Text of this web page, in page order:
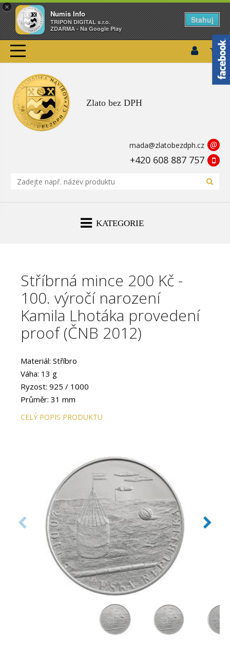
×
Numis Info
TRIPON DIGITAL s.r.o.
ZDARMA - Na Google Play
Stahuj
Zlato bez DPH
mada@zlatobezdph.cz @
+420 608 887 757
KATEGORIE
Stříbrná mince 200 Kč -
100. výročí narození
Kamila Lhotáka provedení
proof (ČNB 2012)
Materiál: Stříbro
Váha: 13 g
Ryzost: 925 / 1000
Průměr: 31 mm
Provedení: PROOF
Číslovaná emise: Ne
Certifikát: Ano
Balení kapsle: Ano
Balení: Modrá plastová etue
Nominální hodnota 200 Kč
Emitent: Česká národní banka
CELÝ POPIS PRODUKTU